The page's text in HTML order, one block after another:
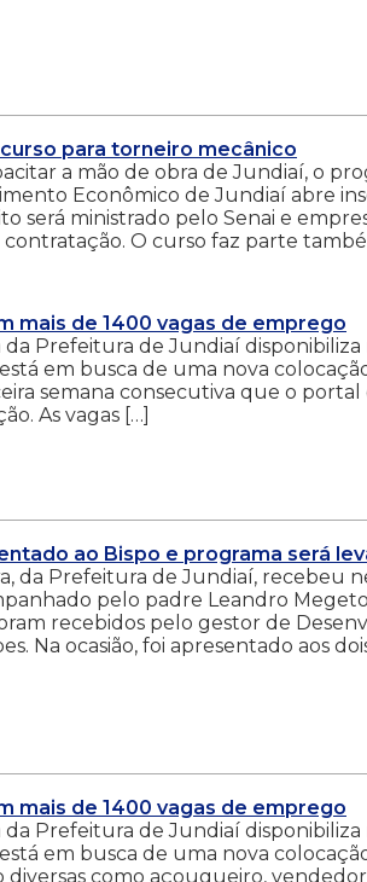
para torneiro mecânico
a mão de obra de Jundiaí, o
Econômico de Jundiaí abre
será ministrado pelo Senai e
O curso faz parte
mais de 1400 vagas de emprego
Prefeitura de Jundiaí disponibiliza
em busca de uma nova
semana consecutiva que o portal
As vagas […]
ao Bispo e programa será
da Prefeitura de Jundiaí, recebeu
pelo padre Leandro
recebidos pelo gestor de
Na ocasião, foi apresentado aos
mais de 1400 vagas de emprego
Prefeitura de Jundiaí disponibiliza
em busca de uma nova
diversas como açougueiro,